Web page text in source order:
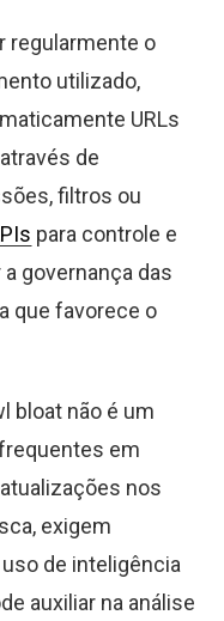
regularmente o
utilizado,
URLs
de
filtros ou
para controle e
governança das
que favorece o
bloat não é um
em
nos
exigem
de inteligência
auxiliar na análise